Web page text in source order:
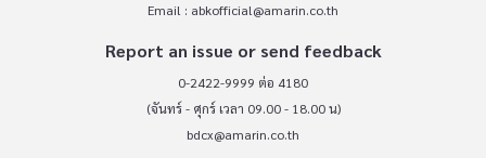
Email : abkofficial@amarin.co.th
Report an issue or send feedback
0-2422-9999 ต่อ 4180
(จันทร์ - ศุกร์ เวลา 09.00 - 18.00 น)
bdcx@amarin.co.th